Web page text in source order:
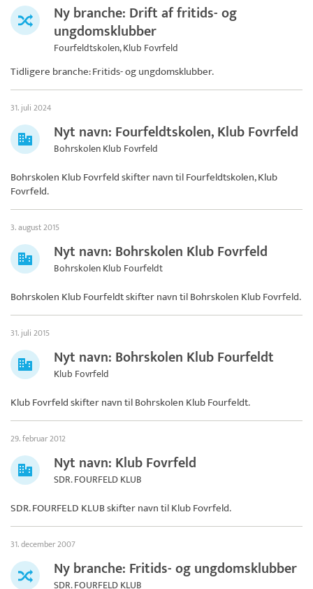
Ny branche: Drift af fritids- og
ungdomsklubber
Fourfeldtskolen, Klub Fovrfeld
Tidligere branche: Fritids- og ungdomsklubber.
31. juli 2024
Nyt navn: Fourfeldtskolen, Klub Fovrfeld
Bohrskolen Klub Fovrfeld
Bohrskolen Klub Fovrfeld skifter navn tilFourfeldtskolen, Klub
Fovrfeld.
3. august 2015
Nyt navn: Bohrskolen Klub Fovrfeld
Bohrskolen Klub Fourfeldt
Bohrskolen Klub Fourfeldt skifter navn tilBohrskolen Klub Fovrfeld.
31. juli 2015
Nyt navn: Bohrskolen Klub Fourfeldt
Klub Fovrfeld
Klub Fovrfeld skifter navn tilBohrskolen Klub Fourfeldt.
29. februar 2012
Nyt navn: Klub Fovrfeld
SDR. FOURFELD KLUB
SDR. FOURFELD KLUB skifter navn tilKlub Fovrfeld.
31. december 2007
Ny branche: Fritids- og ungdomsklubber
SDR. FOURFELD KLUB